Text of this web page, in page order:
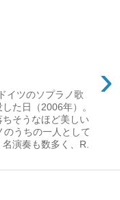
›
イツのソプラノ歌
た日（2006年）。
そうなほど美しい
うちの一人として
演奏も数多く、R.